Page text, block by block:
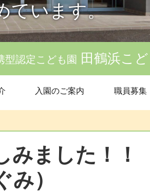
ています。
型認定こども園 田鶴浜こ
入園のご案内 職員募集
みました！！
）